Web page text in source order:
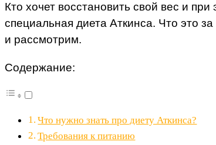
Кто хочет восстановить свой вес и
специальная диета Аткинса. Что это
и рассмотрим.
Содержание:
Что нужно знать про диету Аткинса?
Требования к питанию